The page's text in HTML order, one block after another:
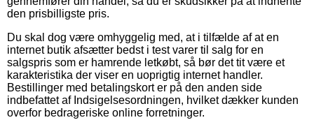
den prisbilligste pris.
Du skal dog være omhyggelig med, at i tilfælde af at en
internet butik afsætter bedst i test varer til salg for en
salgspris som er hamrende letkøbt, så bør det tit være et
karakteristika der viser en uoprigtig internet handler.
Bestillinger med betalingskort er på den anden side
indbefattet af Indsigelsesordningen, hvilket dækker kunden
overfor bedrageriske online forretninger.